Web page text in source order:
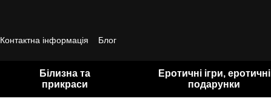
Контактна інформація
Блог
Білизна та
прикраси
Еротичні ігри, еротичні
подарунки